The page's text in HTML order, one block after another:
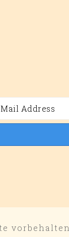
vorbehalten.